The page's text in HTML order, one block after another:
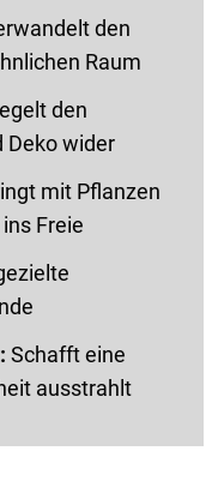
den
Raum
den
Deko wider
mit Pflanzen
Freie
Schafft eine
ausstrahlt